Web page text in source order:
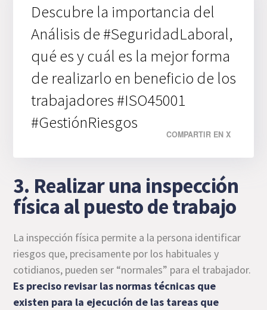
Descubre la importancia del
Análisis de #SeguridadLaboral,
qué es y cuál es la mejor forma
de realizarlo en beneficio de los
trabajadores #ISO45001
#GestiónRiesgos
COMPARTIR EN X
3. Realizar una inspección
física al puesto de trabajo
La inspección física permite a la persona identificar
riesgos que, precisamente por los habituales y
cotidianos, pueden ser “normales” para el trabajador.
Es preciso revisar las normas técnicas que
existen para la ejecución de las tareas que